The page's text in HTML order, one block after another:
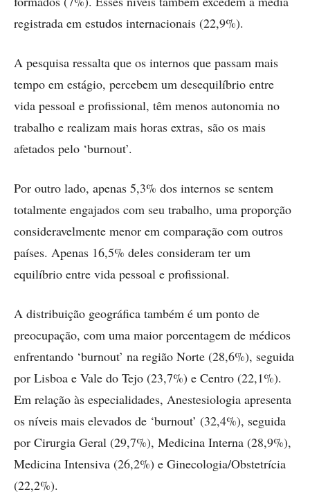
registrada em estudos internacionais (22,9%).
A pesquisa ressalta que os internos que passam mais
tempo em estágio, percebem um desequilíbrio entre
vida pessoal e profissional, têm menos autonomia no
trabalho e realizam mais horas extras, são os mais
afetados pelo ‘burnout’.
Por outro lado, apenas 5,3% dos internos se sentem
totalmente engajados com seu trabalho, uma proporção
consideravelmente menor em comparação com outros
países. Apenas 16,5% deles consideram ter um
equilíbrio entre vida pessoal e profissional.
A distribuição geográfica também é um ponto de
preocupação, com uma maior porcentagem de médicos
enfrentando ‘burnout’ na região Norte (28,6%), seguida
por Lisboa e Vale do Tejo (23,7%) e Centro (22,1%).
Em relação às especialidades, Anestesiologia apresenta
os níveis mais elevados de ‘burnout’ (32,4%), seguida
por Cirurgia Geral (29,7%), Medicina Interna (28,9%),
Medicina Intensiva (26,2%) e Ginecologia/Obstetrícia
(22,2%).